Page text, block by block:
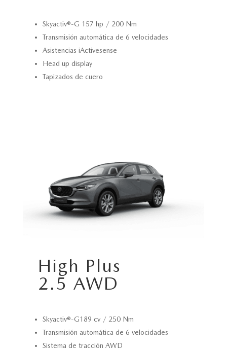
Skyactiv®-G 157 hp / 200 Nm
Transmisión automática de 6 velocidades
Asistencias iActivesense
Head up display
Tapizados de cuero
High Plus
2.5 AWD
Skyactiv®-G189 cv / 250 Nm
Transmisión automática de 6 velocidades
Sistema de tracción AWD